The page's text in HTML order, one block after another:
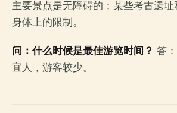
主要景点是无障碍的；某些考古遗
身体上的限制。
问：什么时候是最佳游览时间？ 答
宜人，游客较少。